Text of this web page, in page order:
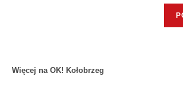
Więcej na OK! Kołobrzeg